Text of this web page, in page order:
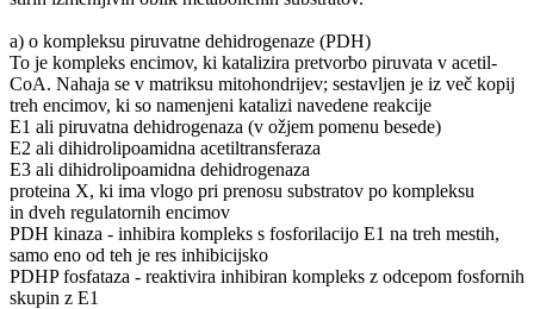
a) o kompleksu piruvatne dehidrogenaze (PDH)
To je kompleks encimov, ki katalizira pretvorbo piruvata v acetil-
CoA. Nahaja se v matriksu mitohondrijev; sestavljen je iz več kopij
treh encimov, ki so namenjeni katalizi navedene reakcije
E1 ali piruvatna dehidrogenaza (v ožjem pomenu besede)
E2 ali dihidrolipoamidna acetiltransferaza
E3 ali dihidrolipoamidna dehidrogenaza
proteina X, ki ima vlogo pri prenosu substratov po kompleksu
in dveh regulatornih encimov
PDH kinaza - inhibira kompleks s fosforilacijo E1 na treh mestih,
samo eno od teh je res inhibicijsko
PDHP fosfataza - reaktivira inhibiran kompleks z odcepom fosfornih
skupin z E1